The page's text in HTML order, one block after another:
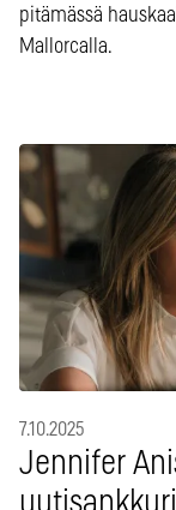
pitämässä
Mallorcalla.
7.10.2025
Jennifer